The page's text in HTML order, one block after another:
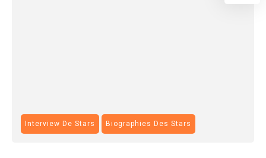
Interview De Stars Biographies Des Stars